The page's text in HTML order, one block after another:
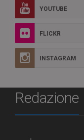
YOUTUBE
FLICKR
INSTAGRAM
Redazione